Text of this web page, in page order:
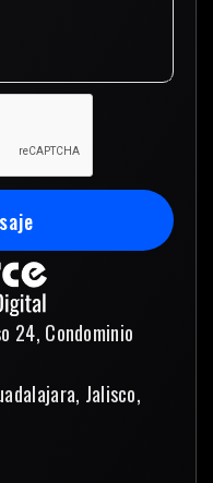
24, Condominio
Jalisco,